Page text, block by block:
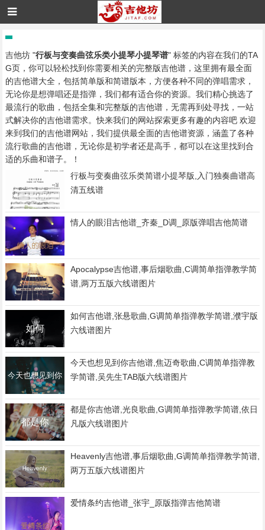
吉他坊 "行板与变奏曲弦乐类小提琴小提琴谱" 标签的内容在我们的TA
G页，你可以轻松找到你需要相关的完整版吉他谱，这里拥有最全面
的吉他谱大全，包括简单版和简谱版本，方便各种不同的弹唱需求，
无论你是想弹唱还是指弹，我们都有适合你的资源。我们精心挑选了
最流行的歌曲，包括全集和完整版的吉他谱，无需再到处寻找，一站
式解决你的吉他谱需求。快来我们的网站探索更多有趣的内容吧 欢迎
来到我们的吉他谱网站，我们提供最全面的吉他谱资源，涵盖了各种
流行歌曲的吉他谱，无论你是初学者还是高手，都可以在这里找到合
适的乐曲和谱子。！
行板与变奏曲弦乐类简谱小提琴版,入门独奏曲谱高
清五线谱
情人的眼泪吉他谱_齐秦_D调_原版弹唱吉他简谱
Apocalypse吉他谱,事后烟歌曲,C调简单指弹教学简
谱,两万五版六线谱图片
如何吉他谱,张悬歌曲,G调简单指弹教学简谱,濮宇版
六线谱图片
今天也想见到你吉他谱,焦迈奇歌曲,C调简单指弹教
学简谱,吴先生TAB版六线谱图片
都是你吉他谱,光良歌曲,G调简单指弹教学简谱,依日
凡版六线谱图片
Heavenly吉他谱,事后烟歌曲,G调简单指弹教学简谱,
两万五版六线谱图片
爱情条约吉他谱_张宇_原版指弹吉他简谱